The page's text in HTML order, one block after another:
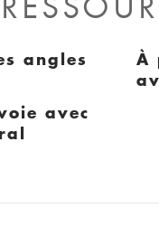
angles
avec
À